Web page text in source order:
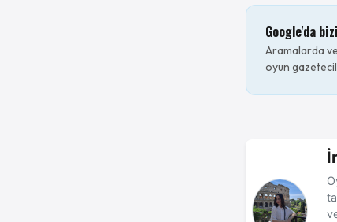
Google'da
Aramalarda ve
oyun